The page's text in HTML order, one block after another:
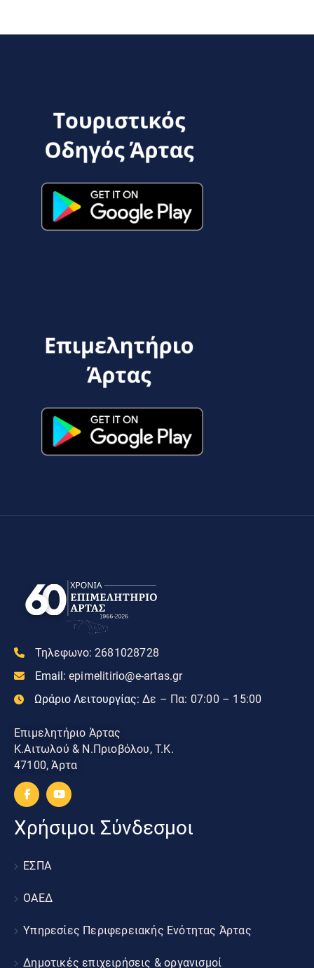
Τηλεφωνο: 2681028728
Email: epimelitirio@e-artas.gr
Ωράριο Λειτουργίας: Δε – Πα: 07:00 – 15:00
Επιμελητήριο Άρτας
Κ.Αιτωλού & Ν.Πριοβόλου, Τ.Κ.
47100, Άρτα
Χρήσιμοι Σύνδεσμοι
ΕΣΠΑ
ΟΑΕΔ
Υπηρεσίες Περιφερειακής Ενότητας Άρτας
Δημοτικές επιχειρήσεις & οργανισμοί